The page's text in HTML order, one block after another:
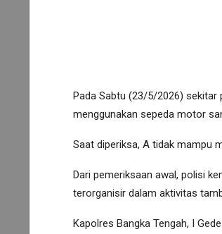
Pada Sabtu (23/5/2026) sekitar
menggunakan sepeda motor
Saat diperiksa, A tidak mampu
Dari pemeriksaan awal, polisi
terorganisir dalam aktivitas
Kapolres Bangka Tengah, I